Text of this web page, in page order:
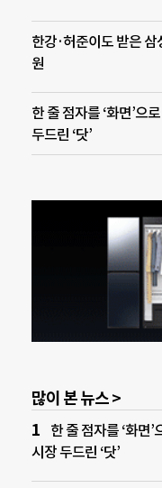
한강·허준이도 받은
원
한 줄 점자를 ‘화면’으
두드린 ‘닷’
많이 본 뉴스 >
한 줄 점자를 ‘화면
시장 두드린 ‘닷’